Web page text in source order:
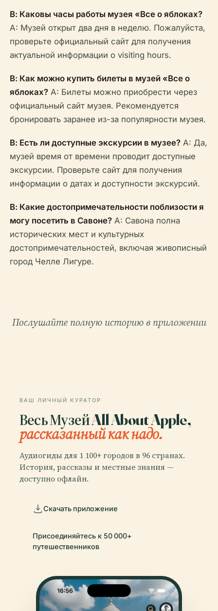
В: Каковы часы работы музея «Все о яблоках?
A: Музей открыт два дня в неделю. Пожалуйста,
проверьте официальный сайт для получения
актуальной информации о visiting hours.
В: Как можно купить билеты в музей «Все о
яблоках? A: Билеты можно приобрести через
официальный сайт музея. Рекомендуется
бронировать заранее из-за популярности музея.
В: Есть ли доступные экскурсии в музее? A: Да,
музей время от времени проводит доступные
экскурсии. Проверьте сайт для получения
информации о датах и доступности экскурсий.
В: Какие достопримечательности поблизости я
могу посетить в Савоне? A: Савона полна
исторических мест и культурных
достопримечательностей, включая живописный
город Челле Лигуре.
Послушайте полную историю в приложении
ВАШ ЛИЧНЫЙ КУРАТОР
Весь Музей All About Apple,
рассказанный как надо.
Аудиогиды для 1 100+ городов в 96 странах.
История, рассказы и местные знания —
доступно офлайн.
Скачать приложение
Присоединяйтесь к 50 000+
путешественников